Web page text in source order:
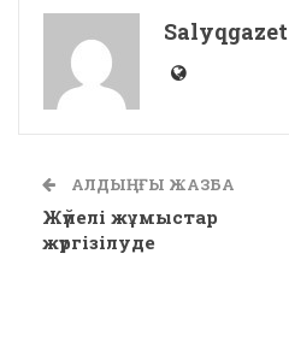
Salyqgazet
АЛДЫҢҒЫ ЖАЗБА
Жүйелі жұмыстар
жүргізілуде